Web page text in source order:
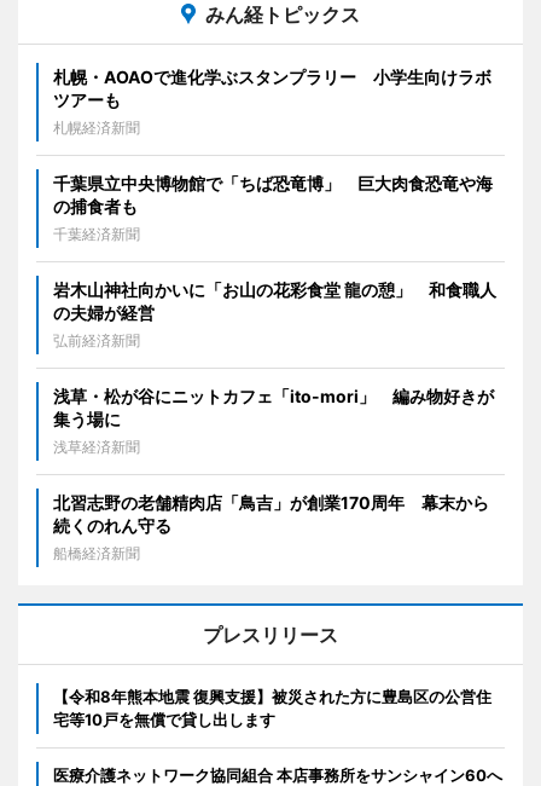
みん経トピックス
札幌・AOAOで進化学ぶスタンプラリー 小学生向けラボ
ツアーも
札幌経済新聞
千葉県立中央博物館で「ちば恐竜博」 巨大肉食恐竜や海
の捕食者も
千葉経済新聞
岩木山神社向かいに「お山の花彩食堂 龍の憩」 和食職人
の夫婦が経営
弘前経済新聞
浅草・松が谷にニットカフェ「ito-mori」 編み物好きが
集う場に
浅草経済新聞
北習志野の老舗精肉店「鳥吉」が創業170周年 幕末から
続くのれん守る
船橋経済新聞
プレスリリース
【令和8年熊本地震 復興支援】被災された方に豊島区の公営住
宅等10戸を無償で貸し出します
医療介護ネットワーク協同組合 本店事務所をサンシャイン60へ